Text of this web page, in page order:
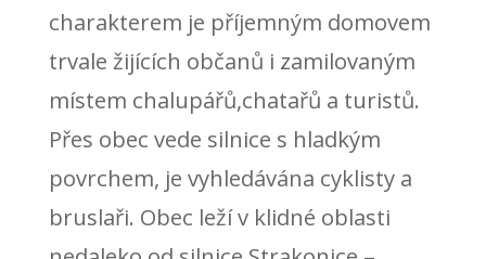
charakterem je příjemným domovem
trvale žijících občanů i zamilovaným
místem chalupářů,chatařů a turistů.
Přes obec vede silnice s hladkým
povrchem, je vyhledávána cyklisty a
bruslaři. Obec leží v klidné oblasti